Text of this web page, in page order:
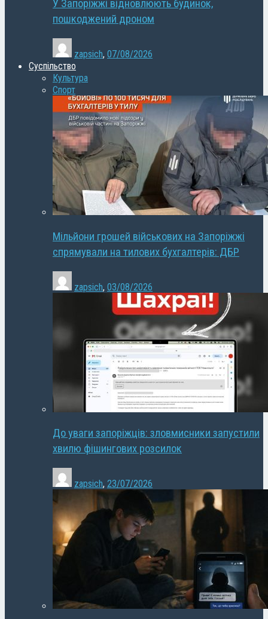
У Запоріжжі відновлюють будинок,
пошкоджений дроном
zapsich, 07/08/2026
Суспільство
Культура
Спорт
Мільйони грошей військових на Запоріжжі
спрямували на тилових бухгалтерів: ДБР
zapsich, 03/08/2026
До уваги запоріжців: зловмисники запустили
хвилю фішингових розсилок
zapsich, 23/07/2026